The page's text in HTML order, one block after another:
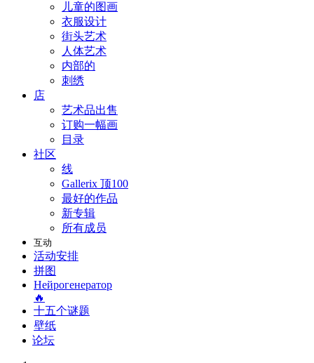
儿童的图画
衣服设计
街头艺术
人体艺术
内部的
刺绣
店
艺术品出售
订购一幅画
目录
社区
线
Gallerix 顶100
最好的作品
新专辑
所有成员
互动
活动安排
拼图
Нейрогенератор
🔥
十五个谜题
壁纸
论坛